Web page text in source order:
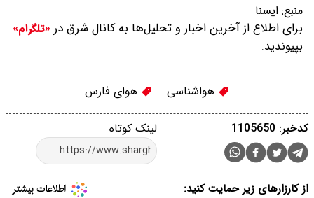
منبع: ایسنا
برای اطلاع از آخرین اخبار و تحلیل‌ها به کانال شرق در «تلگرام»
بپیوندید.
هواشناسی هوای فارس
لینک کوتاه کدخبر: 1105650
از کارزارهای زیر حمایت کنید: